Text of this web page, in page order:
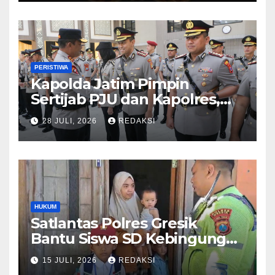
PERISTIWA
Kapolda Jatim Pimpin
Sertijab PJU dan Kapolres,
Perkuat Regenerasi
Kepemimpinan dan
Pelayanan Presisi
28 JULI, 2026 REDAKSI
HUKUM
Satlantas Polres Gresik
Bantu Siswa SD Kebingungan
Saat Pulang Sekolah,
Langsung Diantar ke Rumah
15 JULI, 2026 REDAKSI